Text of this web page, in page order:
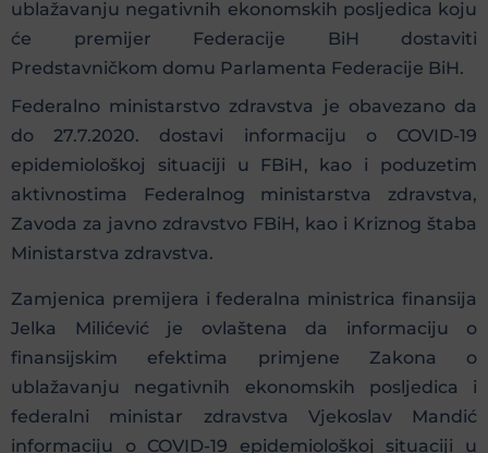
ublažavanju negativnih ekonomskih posljedica koju
će premijer Federacije BiH dostaviti
Predstavničkom domu Parlamenta Federacije BiH.
Federalno ministarstvo zdravstva je obavezano da
do 27.7.2020. dostavi informaciju o COVID-19
epidemiološkoj situaciji u FBiH, kao i poduzetim
aktivnostima Federalnog ministarstva zdravstva,
Zavoda za javno zdravstvo FBiH, kao i Kriznog štaba
Ministarstva zdravstva.
Zamjenica premijera i federalna ministrica finansija
Jelka Milićević je ovlaštena da informaciju o
finansijskim efektima primjene Zakona o
ublažavanju negativnih ekonomskih posljedica i
federalni ministar zdravstva Vjekoslav Mandić
informaciju o COVID-19 epidemiološkoj situaciji u